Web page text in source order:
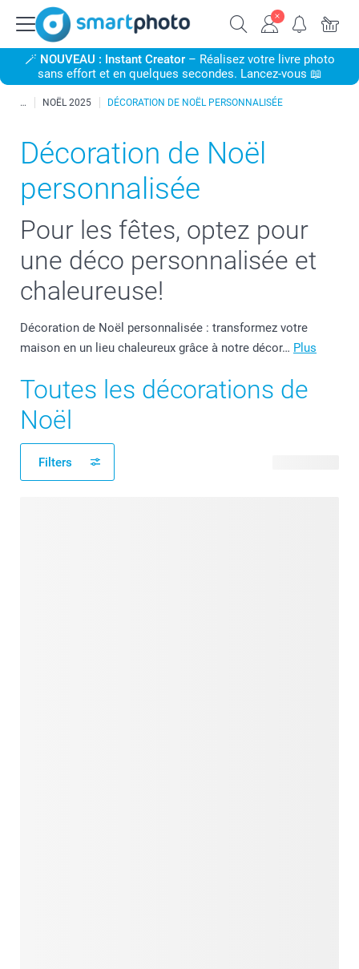
🪄 NOUVEAU : Instant Creator– Réalisez votre livre photo
sans effort et en quelques secondes. Lancez-vous 📖
NOËL 2025 DÉCORATION DE NOËL PERSONNALISÉE
Décoration de Noël
personnalisée
Pour les fêtes, optez pour
une déco personnalisée et
chaleureuse!
Décoration de Noël personnalisée : transformez votre
maison en un lieu chaleureux grâce à notre décor… Plus
Toutes les décorations de
Noël
Filters